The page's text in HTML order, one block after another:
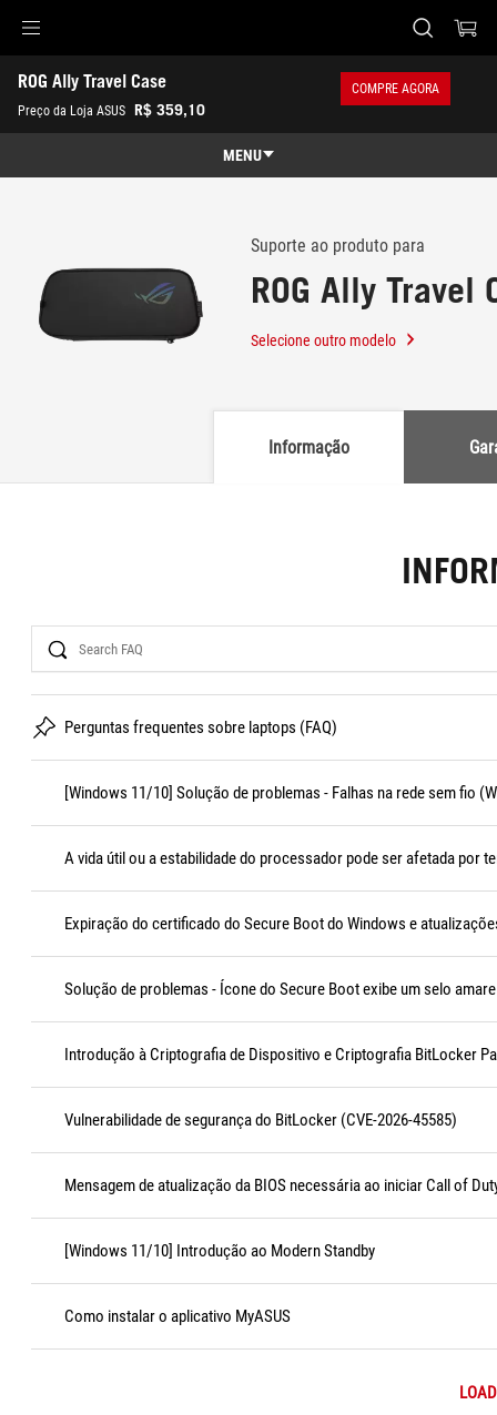
Accessibility links
Pular para o conteúdo
Acessibilidade
Saltar para o Menu
ASUS Footer
ROG Ally Travel Case
-
Suporte
Preço da Loja ASUS R$ 359,10
COMPRE AGORA
MENU
Prêmios
Galeria
Suporte ao produto para
ROG Ally Travel
Selecione outro modelo
Informação
Search
Perguntas frequentes sobre laptops (FAQ)
[Windows 11/10] Solução de problemas - Falhas na rede sem fio
A vida útil ou a estabilidade do processador pode ser afetada por
Expiração do certificado do Secure Boot do Windows e
Solução de problemas - Ícone do Secure Boot exibe um selo
Introdução à Criptografia de Dispositivo e Criptografia BitLocker
Vulnerabilidade de segurança do BitLocker (CVE-2026-45585)
Mensagem de atualização da BIOS necessária ao iniciar Call of
[Windows 11/10] Introdução ao Modern Standby
Como instalar o aplicativo MyASUS